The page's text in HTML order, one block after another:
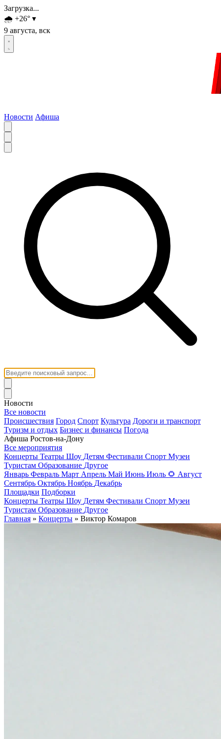
Загрузка...
🌧️ +26° ▾
9 августа, вск
Новости Афиша
Новости
Все новости
Происшествия Город Спорт Культура Дороги и транспорт
Туризм и отдых Бизнес и финансы Погода
Афиша Ростов-на-Дону
Все мероприятия
Концерты Театры Шоу Детям Фестивали Спорт Музеи
Туристам Образование Другое
Январь Февраль Март Апрель Май Июнь Июль 🌻 Август
Сентябрь Октябрь Ноябрь Декабрь
Площадки Подборки
Концерты Театры Шоу Детям Фестивали Спорт Музеи
Туристам Образование Другое
Главная » Концерты » Виктор Комаров